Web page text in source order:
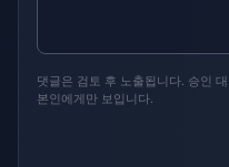
댓글은 검토 후 노출됩니다. 승인
본인에게만 보입니다.